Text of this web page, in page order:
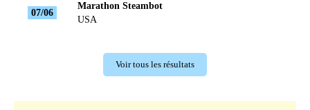
07/06
Marathon Steambot
USA
Voir tous les résultats